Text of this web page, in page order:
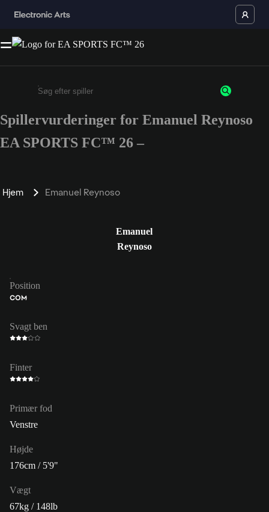
Enter a minimum of 3 characters or numbers
Spillervurderinger for Emanuel Reynoso
EA SPORTS FC™ 26 –
Hjem Emanuel Reynoso
Emanuel
Reynoso
Position
COM
Svagt ben
Finter
Primær fod
Venstre
Højde
176cm / 5'9"
Vægt
67kg / 148lb